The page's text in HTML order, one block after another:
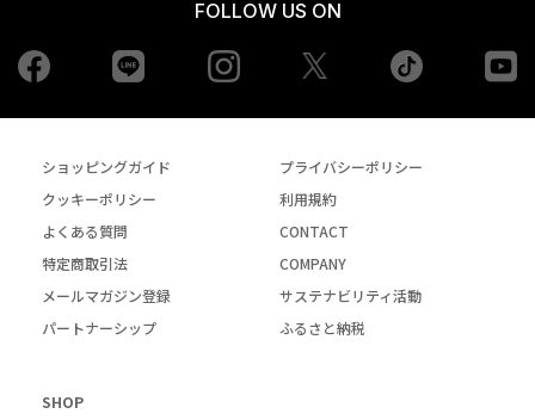
FOLLOW US ON
Facebook Instagram tiktok
ショッピングガイド
プライバシーポリシー
クッキーポリシー
利用規約
よくある質問
CONTACT
特定商取引法
COMPANY
メールマガジン登録
サステナビリティ活動
パートナーシップ
ふるさと納税
SHOP